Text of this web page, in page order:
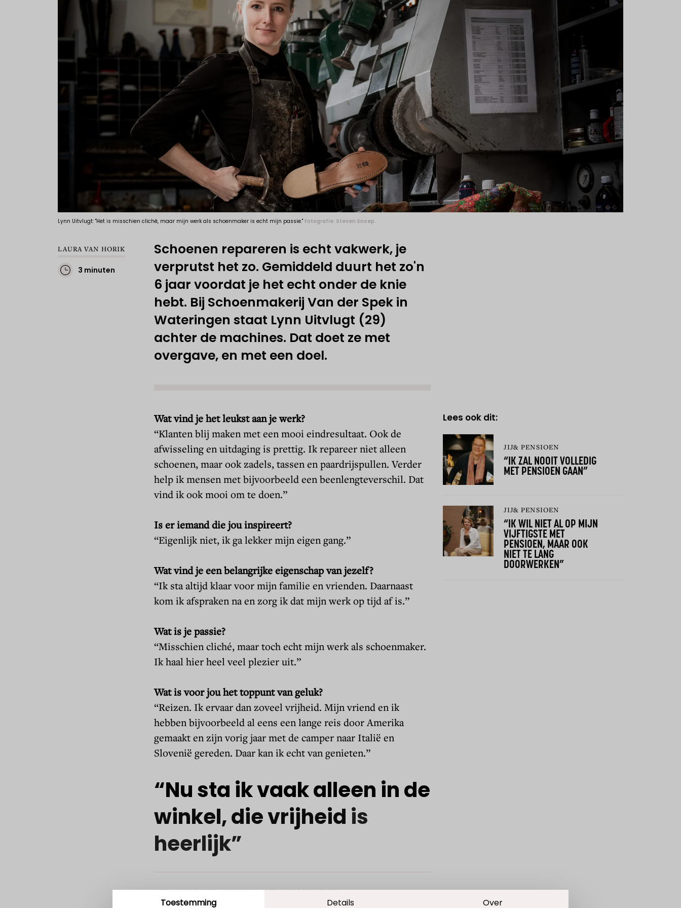
Toestemming Details
Voordat u verder gaat...
Pensioenfonds Detailhandel vindt het belangrijk om transparant te zijn in het gebruik van cookies. We plaatsen
Lynn Uitvlugt: "Het is misschien cliché, maar mijn werk als schoenmaker is echt mijn passie." Fotografie: Steven Snoep.
LAURA VAN HORIK
3 minuten
Schoenen repareren is echt vakwerk, je
verprutst het zo. Gemiddeld duurt het zo'n
6 jaar voordat je het echt onder de knie
hebt. Bij Schoenmakerij Van der Spek in
Wateringen staat Lynn Uitvlugt (29)
achter de machines. Dat doet ze met
overgave, en met een doel.
Wat vind je het leukst aan je werk?
“Klanten blij maken met een mooi eindresultaat. Ook de
afwisseling en uitdaging is prettig. Ik repareer niet alleen
schoenen, maar ook zadels, tassen en paardrijspullen. Verder
help ik mensen met bijvoorbeeld een beenlengteverschil. Dat
vind ik ook mooi om te doen.”
Is er iemand die jou inspireert?
“Eigenlijk niet, ik ga lekker mijn eigen gang.”
Wat vind je een belangrijke eigenschap van jezelf?
“Ik sta altijd klaar voor mijn familie en vrienden. Daarnaast
kom ik afspraken na en zorg ik dat mijn werk op tijd af is.”
Wat is je passie?
“Misschien cliché, maar toch echt mijn werk als schoenmaker.
Ik haal hier heel veel plezier uit.”
Wat is voor jou het toppunt van geluk?
“Reizen. Ik ervaar dan zoveel vrijheid. Mijn vriend en ik
hebben bijvoorbeeld al eens een lange reis door Amerika
gemaakt en zijn vorig jaar met de camper naar Italië en
Slovenië gereden. Daar kan ik echt van genieten.”
Lees ook dit:
JIJ& PENSIOEN
“IK ZAL NOOIT VOLLEDIG
MET PENSIOEN GAAN”
JIJ& PENSIOEN
“IK WIL NIET AL OP MIJN
VIJFTIGSTE MET
PENSIOEN, MAAR OOK
NIET TE LANG
DOORWERKEN”
“Nusta ikvaakalleen inde
winkel,dievrijheid is
heerlijk”
LYNN UITVLUGT, SCHOENMAKERIJ VAN DER SPEK